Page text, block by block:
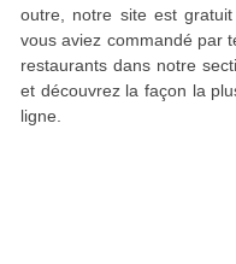
outre, notre site est
vous aviez commandé par
restaurants dans notre
et découvrez la façon la
ligne.